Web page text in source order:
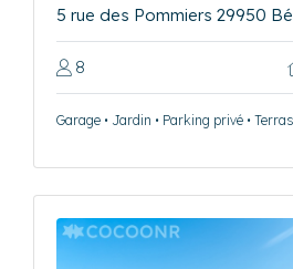
5 rue des Pommiers 29950
8
Garage • Jardin • Parking privé •